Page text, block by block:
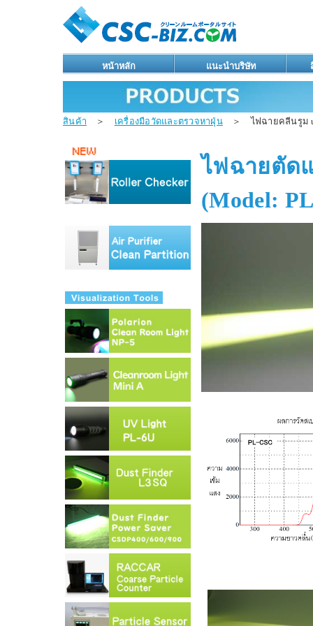
หน้าหลัก แนะนำบริษัท
สินค้า ＞ เครื่องมือวัดและตรวจหาฝุ่น＞ ไฟฉายคลีนรูม
ไฟฉายตัด
(Model: